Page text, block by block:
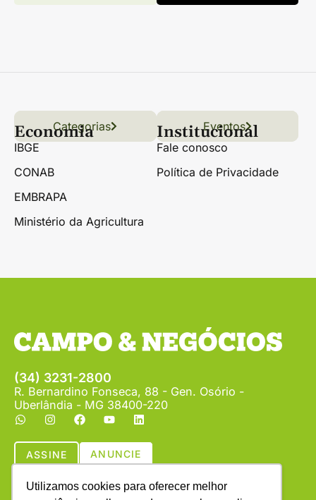
Utilizamos cookies para oferecer melhor
Links úteis
Conteúdo Grãos
Florestas Hortifrúti
Categorias Eventos
Economia
IBGE
CONAB
EMBRAPA
Ministério da Agricultura
Institucional
Fale conosco
Política de Privacidade
(34) 3231-2800
R. Bernardino Fonseca, 88 - Gen. Osório -
Uberlândia - MG 38400-220
ASSINE ANUNCIE